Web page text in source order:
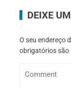
DEIXE
O seu endereço
obrigatórios são